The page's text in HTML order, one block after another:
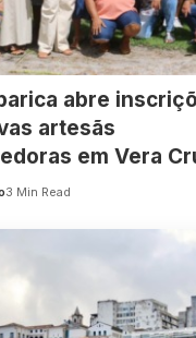
abre
artesãs
em Vera
3 Min Read